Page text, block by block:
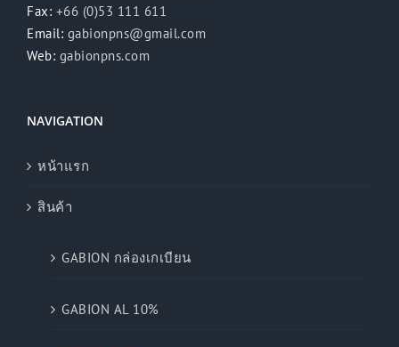
Fax: +66 (0)53 111 611
Email: gabionpns@gmail.com
Web: gabionpns.com
NAVIGATION
หน้าแรก
สินค้า
GABION กล่องเกเบียน
GABION AL 10%